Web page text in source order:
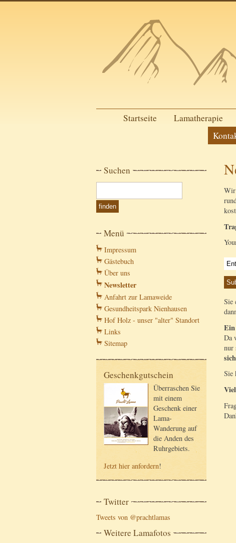
Startseite Lamatherapie
Suchen
Menü
Impressum
Gästebuch
Über uns
Newsletter
Anfahrt zur Lamaweide
Gesundheitspark Nienhausen
Hof Holz - unser "alter" Standort
Links
Sitemap
Geschenkgutschein
Überraschen Sie
mit einem
Geschenk einer
Lama-
Wanderung auf
die Anden des
Ruhrgebiets.
Jetzt hier anfordern!
Twitter
Tweets von @prachtlamas
Weitere Lamafotos
Wir
Sie
Ein
Da
nur
Sie